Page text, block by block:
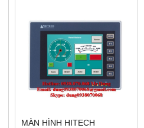
MÀN HÌNH HITECH